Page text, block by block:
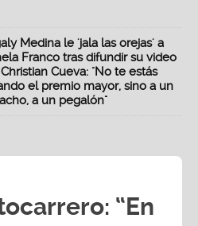
Medina le 'jala las orejas' a
Franco tras difundir su video
Cueva: "No te estás
el premio mayor, sino a un
a un pegalón"
“En